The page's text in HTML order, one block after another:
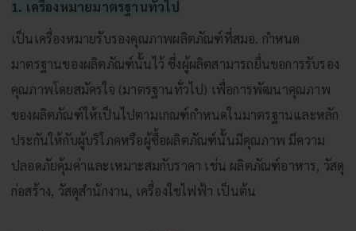
1. เครื่องหมายมาตรฐานทั่วไป
เป็นเครื่องหมายรับรองคุณภาพผลิตภัณฑ์ที่สมอ. กำหนด
มาตรฐานของผลิตภัณฑ์นั้นไว้ ซึ่งผู้ผลิตสามารถยื่นขอการรับรอง
คุณภาพโดยสมัครใจ (มาตรฐานทั่วไป) เพื่อการพัฒนาคุณภาพ
ของผลิตภัณฑ์ให้เป็นไปตามเกณฑ์กำหนดในมาตรฐานและหลัก
ประกันให้กับผู้บริโภคหรือผู้ซื้อผลิตภัณฑ์นั้นมีคุณภาพ มีความ
ปลอดภัยคุ้มค่าและเหมาะสมกับราคา เช่น ผลิตภัณฑ์อาหาร, วัสดุ
ก่อสร้าง, วัสดุสำนักงาน, เครื่องใชไฟฟ้า เป็นต้น